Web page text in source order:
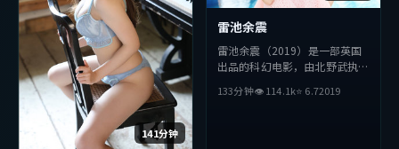
141分钟
雷池余震
雷池余震（2019）是一部英国
出品的科幻电影，由北野武执
主演。影片在叙事与视听上力求
133分钟👁114.1k⭐ 6.72019